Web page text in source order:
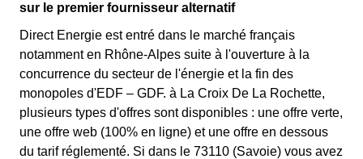
sur le premier fournisseur alternatif
Direct Energie est entré dans le marché français
notamment en Rhône-Alpes suite à l'ouverture à la
concurrence du secteur de l'énergie et la fin des
monopoles d'EDF – GDF. à La Croix De La Rochette,
plusieurs types d'offres sont disponibles : une offre verte,
une offre web (100% en ligne) et une offre en dessous
du tarif réglementé. Si dans le 73110 (Savoie) vous avez